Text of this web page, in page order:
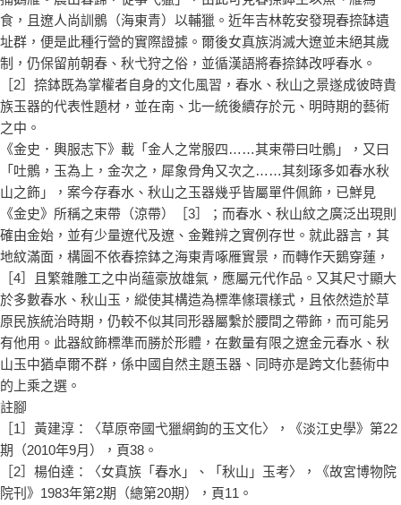
食，且遼人尚訓鶻（海東青）以輔獵。近年吉林乾安發現春捺缽遺
址群，便是此種行營的實際證據。爾後女真族消滅大遼並未絕其歲
制，仍保留前朝春、秋弋狩之俗，並循漢語將春捺鉢改呼春水。
［2］捺鉢既為掌權者自身的文化風習，春水、秋山之景遂成彼時貴
族玉器的代表性題材，並在南、北一統後續存於元、明時期的藝術
之中。
《金史．輿服志下》載「金人之常服四……其束帶曰吐鶻」，又曰
「吐鶻，玉為上，金次之，犀象骨角又次之……其刻琢多如春水秋
山之飾」，案今存春水、秋山之玉器幾乎皆屬單件佩飾，已鮮見
《金史》所稱之束帶（涼帶）［3］；而春水、秋山紋之廣泛出現則
確由金始，並有少量遼代及遼、金難辨之實例存世。就此器言，其
地紋滿面，構圖不依春捺鉢之海東青啄雁實景，而轉作天鵝穿蓮，
［4］且繁雜雕工之中尚蘊豪放雄氣，應屬元代作品。又其尺寸顯大
於多數春水、秋山玉，縱使其構造為標準絛環樣式，且依然造於草
原民族統治時期，仍較不似其同形器屬繫於腰間之帶飾，而可能另
有他用。此器紋飾標準而勝於形體，在數量有限之遼金元春水、秋
山玉中猶卓爾不群，係中國自然主題玉器、同時亦是跨文化藝術中
的上乘之選。
註腳
［1］黃建淳：〈草原帝國弋獵網鉤的玉文化〉，《淡江史學》第22
期（2010年9月），頁38。
［2］楊伯達：〈女真族「春水」、「秋山」玉考〉，《故宮博物院
院刊》1983年第2期（總第20期），頁11。